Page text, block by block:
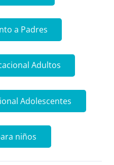
a Padres
Adultos
Adolescentes
niños